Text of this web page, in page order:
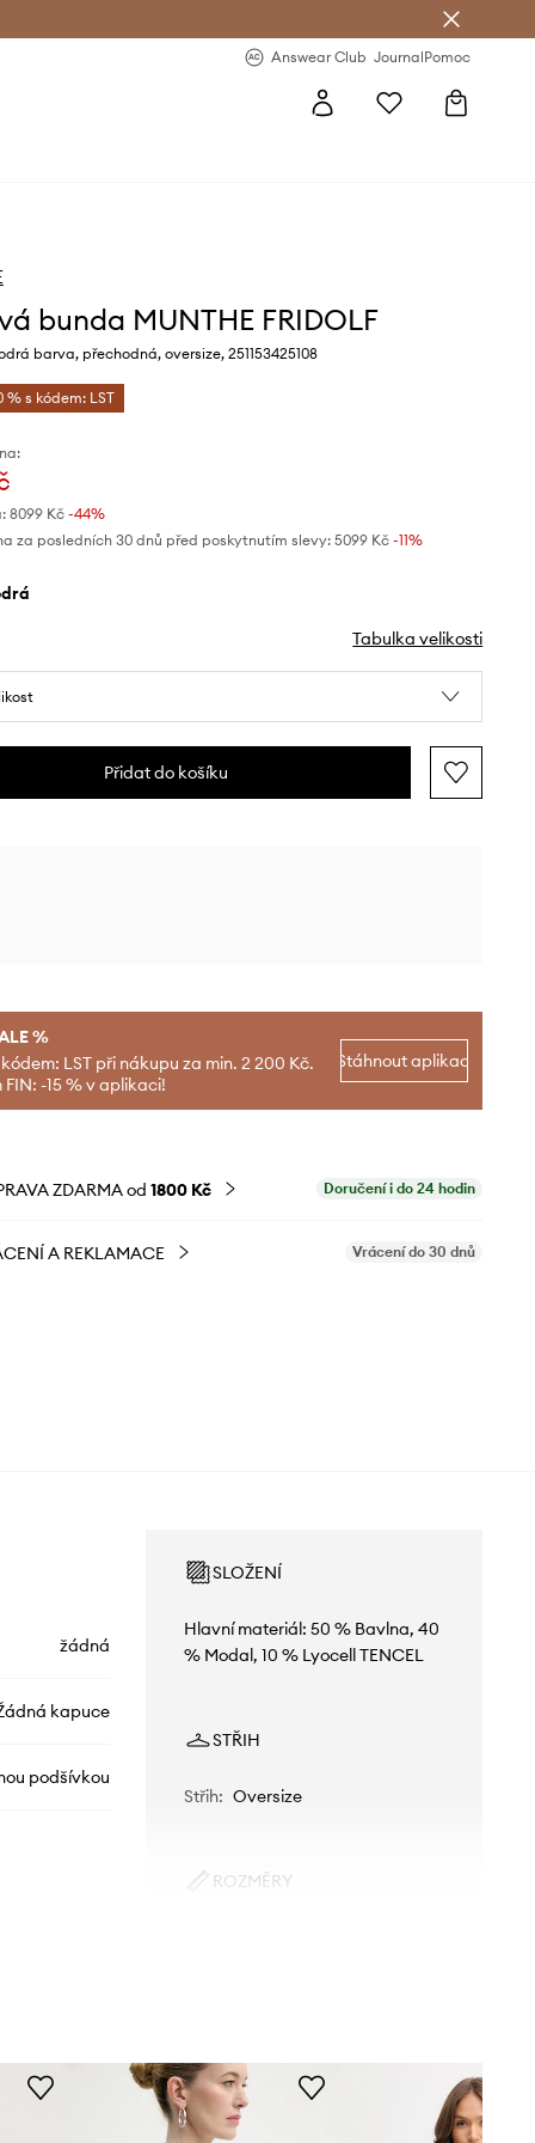
Answear Club JournalPomoc
bunda MUNTHE FRIDOLF
barva, přechodná, oversize, 251153425108
% s kódem: LST
8099 Kč-44%
za posledních 30 dnů před poskytnutím slevy: 5099 Kč -11%
Tabulka velikosti
Přidat do košíku
%
LST při nákupu za min. 2 200 Kč.
FIN: -15 % v aplikaci!
Stáhnout aplikaci
ZDARMA od 1800 Kč Doručení i do 24 hodin
A REKLAMACE Vrácení do 30 dnů
žádná
kapuce
podšívkou
MUNTHE
SLOŽENÍ
Hlavní materiál: 50 % Bavlna, 40
% Modal, 10 % Lyocell TENCEL
STŘIH
Střih: Oversize
ROZMĚRY
Doporučujeme však zvolit velikost,
kterou běžně nosíte. Doporučení na
základě rozměrů produktu a velikosti